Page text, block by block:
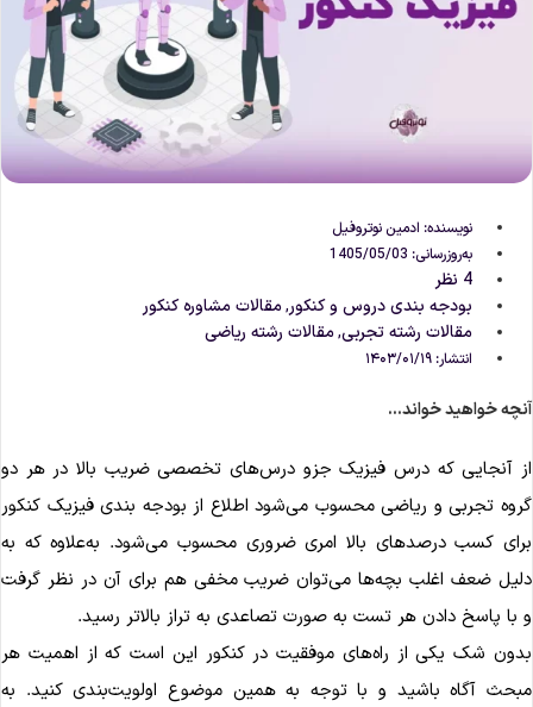
نویسنده:ادمین نوتروفیل
به‌روزرسانی: 1405/05/03
4 نظر
بودجه بندی دروس و کنکور,مقالات مشاوره‌ کنکور
مقالات رشته تجربی,مقالات رشته ریاضی
انتشار:۱۴۰۳/۰۱/۱۹
خواهید خواند...
آنجایی که درس فیزیک جزو درس‌های تخصصی ضریب بالا در هر دو
تجربی و ریاضی محسوب می‌شود اطلاع از بودجه بندی فیزیک کنکور
کسب درصدهای بالا امری ضروری محسوب می‌شود. به‌علاوه که به
ضعف اغلب بچه‌ها می‌توان ضریب مخفی هم برای آن در نظر گرفت
با پاسخ دادن هر تست به صورت تصاعدی به تراز بالاتر رسید.
شک یکی از راه‌های موفقیت در کنکور این است که از اهمیت هر
آگاه باشید و با توجه به همین موضوع اولویت‌بندی کنید. به